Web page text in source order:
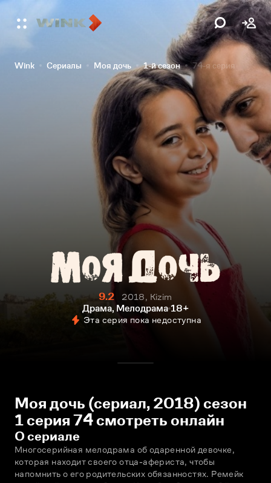
Wink Сериалы Моя дочь 1-й сезон 74-я серия
9.2
2018, Kizim
Драма, Мелодрама 18+
Эта серия пока недоступна
Моя дочь (сериал, 2018) сезон
1 серия 74 смотреть онлайн
О сериале
Многосерийная мелодрама об одаренной девочке,
которая находит своего отца-афериста, чтобы
напомнить о его родительских обязанностях. Ремейк